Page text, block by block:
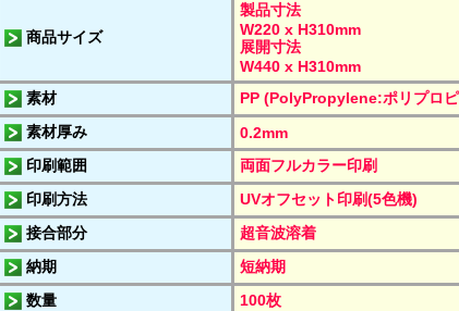
商品サイズ
製品寸法
W220 x H310mm
展開寸法
W440 x H310mm
素材
PP (PolyPropylene:ポリプロ
素材厚み
0.2mm
印刷範囲
両面フルカラー印刷
印刷方法
UVオフセット印刷(5色機)
接合部分
超音波溶着
納期
短納期
数量
100枚